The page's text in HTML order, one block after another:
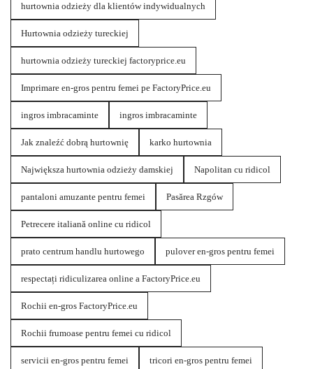
hurtownia odzieży dla klientów indywidualnych
Hurtownia odzieży tureckiej
hurtownia odzieży tureckiej factoryprice.eu
Imprimare en-gros pentru femei pe FactoryPrice.eu
ingros imbracaminte ingros imbracaminte
Jak znaleźć dobrą hurtownię karko hurtownia
Największa hurtownia odzieży damskiej Napolitan cu ridicol
pantaloni amuzante pentru femei Pasărea Rzgów
Petrecere italiană online cu ridicol
prato centrum handlu hurtowego pulover en-gros pentru femei
respectați ridiculizarea online a FactoryPrice.eu
Rochii en-gros FactoryPrice.eu
Rochii frumoase pentru femei cu ridicol
servicii en-gros pentru femei tricori en-gros pentru femei